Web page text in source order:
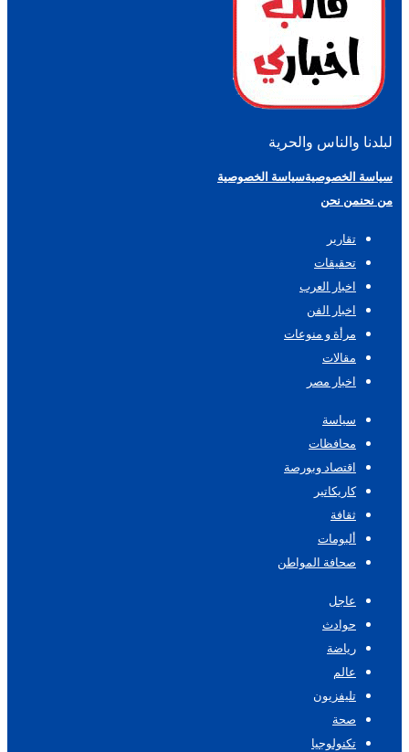
لبلدنا والناس والحرية
سياسة الخصوصيةسياسة الخصوصية
من نحنمن نحن
تقارير
تحقيقات
اخبار العرب
اخبار الفن
مرأة و منوعات
مقالات
اخبار مصر
سياسة
محافظات
اقتصاد وبورصة
كاريكاتير
ثقافة
ألبومات
صحافة المواطن
عاجل
حوادث
رياضة
عالم
تليفزيون
صحة
تكنولوجيا